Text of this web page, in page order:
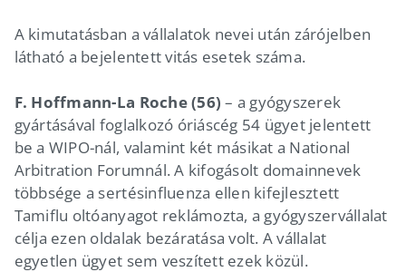
A kimutatásban a vállalatok nevei után zárójelben
látható a bejelentett vitás esetek száma.
F. Hoffmann-La Roche (56) – a gyógyszerek
gyártásával foglalkozó óriáscég 54 ügyet jelentett
be a WIPO-nál, valamint két másikat a National
Arbitration Forumnál. A kifogásolt domainnevek
többsége a sertésinfluenza ellen kifejlesztett
Tamiflu oltóanyagot reklámozta, a gyógyszervállalat
célja ezen oldalak bezáratása volt. A vállalat
egyetlen ügyet sem veszített ezek közül.